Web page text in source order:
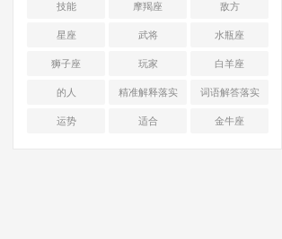
技能 摩羯座 敌方
星座 武将 水瓶座
狮子座 玩家 白羊座
的人 精准解释落实 词语解答落实
运势 适合 金牛座